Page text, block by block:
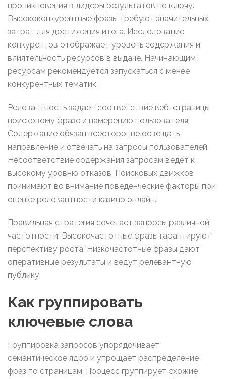
проникновения в лидеры результатов по ключу.
Высококонкурентные фразы требуют значительных
затрат для достижения итога. Исследование
конкурентов отображает уровень содержания и
влиятельность ресурсов в выдаче. Начинающим
ресурсам рекомендуется запускаться с менее
конкурентных тематик.
Релевантность задает соответствие веб-страницы
поисковому фразе и намерению пользователя.
Содержание обязан всесторонне освещать
направление и отвечать на запросы пользователей.
Несоответствие содержания запросам ведет к
высокому уровню отказов. Поисковых движков
принимают во внимание поведенческие факторы при
оценке релевантности казино онлайн.
Правильная стратегия сочетает запросы различной
частотности. Высокочастотные фразы гарантируют
перспективу роста. Низкочастотные фразы дают
оперативные результаты и ведут релевантную
публику.
Как группировать
ключевые слова
Группировка запросов упорядочивает
семантическое ядро и упрощает распределение
фраз по страницам. Процесс группирует схожие